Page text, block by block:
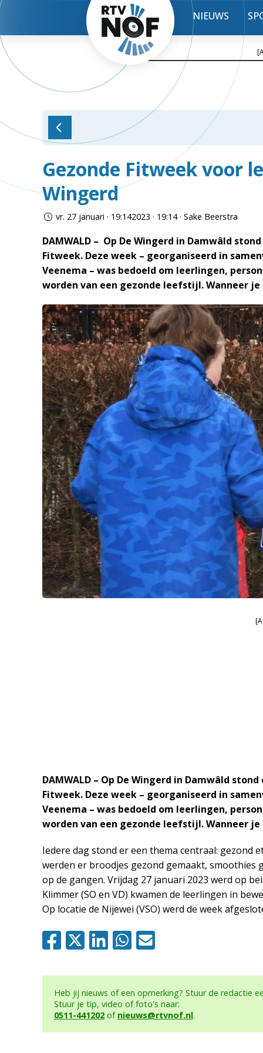
NIEUWS
Gezonde Fitweek voor
Wingerd
vr. 27 januari · 19:142023 · 19:14 · Sake Beerstra
DAMWALD – Op De Wingerd in Damwâld
Fitweek. Deze week – georganiseerd in
Veenema – was bedoeld om leerlingen,
worden van een gezonde leefstijl. Wanneer
DAMWALD – Op De Wingerd in Damwâld
Fitweek. Deze week – georganiseerd in
Veenema – was bedoeld om leerlingen,
worden van een gezonde leefstijl. Wanneer
Iedere dag stond er een thema centraal: gezond
werden er broodjes gezond gemaakt,
op de gangen. Vrijdag 27 januari 2023 werd op
Klimmer (SO en VD) kwamen de leerlingen in
Op locatie de Nijewei (VSO) werd de week
Heb jij nieuws of een opmerking? Stuur de redactie
Stuur je tip, video of foto's naar:
0511-441202 of nieuws@rtvnof.nl.